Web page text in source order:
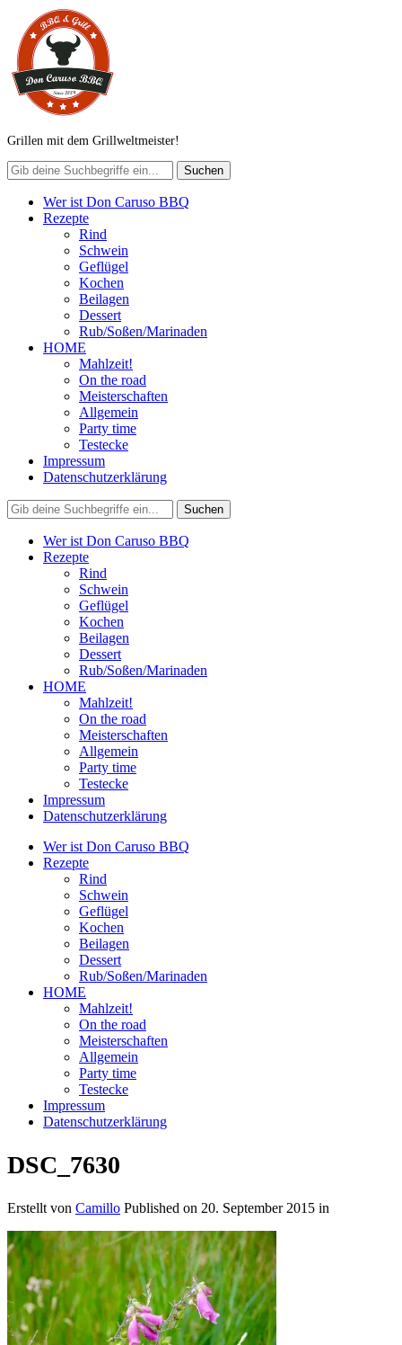
Grillen mit dem Grillweltmeister!
Wer ist Don Caruso BBQ
Rezepte
Rind
Schwein
Geflügel
Kochen
Beilagen
Dessert
Rub/Soßen/Marinaden
HOME
Mahlzeit!
On the road
Meisterschaften
Allgemein
Party time
Testecke
Impressum
Datenschutzerklärung
Wer ist Don Caruso BBQ
Rezepte
Rind
Schwein
Geflügel
Kochen
Beilagen
Dessert
Rub/Soßen/Marinaden
HOME
Mahlzeit!
On the road
Meisterschaften
Allgemein
Party time
Testecke
Impressum
Datenschutzerklärung
Wer ist Don Caruso BBQ
Rezepte
Rind
Schwein
Geflügel
Kochen
Beilagen
Dessert
Rub/Soßen/Marinaden
HOME
Mahlzeit!
On the road
Meisterschaften
Allgemein
Party time
Testecke
Impressum
Datenschutzerklärung
DSC_7630
Erstellt von Camillo Published on 20. September 2015 in